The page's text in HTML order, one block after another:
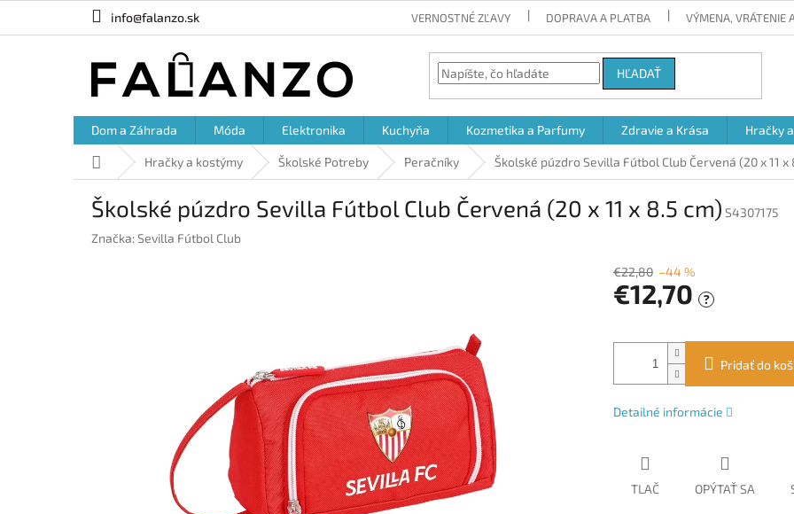
info@falanzo.sk VERNOSTNÉ ZĽAVY DOPRAVA A PLATBA VÝMENA, VRÁTENIE
HĽADAŤ
Dom a Záhrada Móda Elektronika Kuchyňa Kozmetika a Parfumy Zdravie a Krása Hračky
DomovHračky a kostýmy Školské Potreby Peračníky Školské púzdro Sevilla Fútbol Club Červená (20 x 11 x
Školské púzdro Sevilla Fútbol Club Červená (20 x 11 x 8.5 cm) S4307175
Značka:Sevilla Fútbol Club
€22,80 –44 %
€12,70 ?
cena:
Pridať do
Detailné informácie
TLAČ OPÝTAŤ SA